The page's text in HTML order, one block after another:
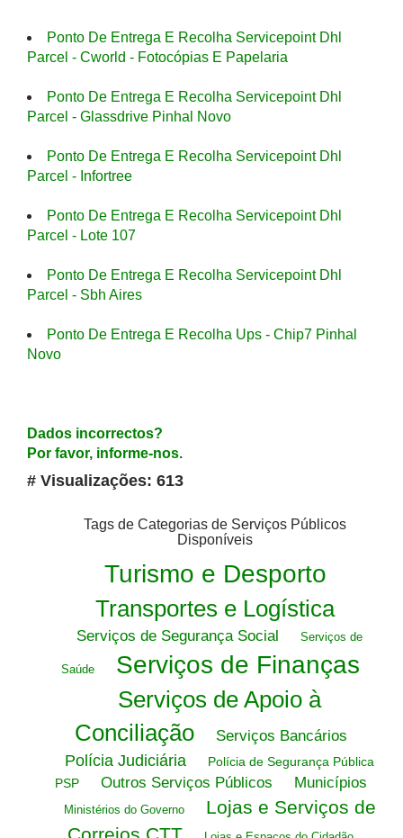
Ponto De Entrega E Recolha Servicepoint Dhl
Parcel - Cworld - Fotocópias E Papelaria
Ponto De Entrega E Recolha Servicepoint Dhl
Parcel - Glassdrive Pinhal Novo
Ponto De Entrega E Recolha Servicepoint Dhl
Parcel - Infortree
Ponto De Entrega E Recolha Servicepoint Dhl
Parcel - Lote 107
Ponto De Entrega E Recolha Servicepoint Dhl
Parcel - Sbh Aires
Ponto De Entrega E Recolha Ups - Chip7 Pinhal
Novo
Dados incorrectos?
Por favor, informe-nos.
# Visualizações: 613
Tags de Categorias de Serviços Públicos
Disponíveis
Turismo e Desporto
Transportes e Logística
Serviços de Segurança Social Serviços de
Saúde Serviços de Finanças
Serviços de Apoio à
Conciliação
Serviços Bancários
Polícia Judiciária
Polícia de Segurança Pública
PSP
Outros Serviços Públicos Municípios
Ministérios do Governo
Lojas e Serviços de